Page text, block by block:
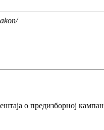
о предизборној